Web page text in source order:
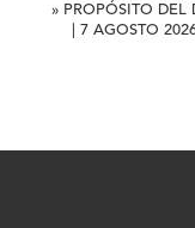
» PROPÓSITO DEL
| 7 AGOSTO